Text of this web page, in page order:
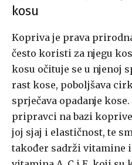
kosu
Kopriva je prava
često koristi za njegu
kosu očituje se u njenoj
rast kose, poboljšava
sprječava opadanje
pripravci na bazi
joj sjaj i elastičnost, te
također sadrži vitamine